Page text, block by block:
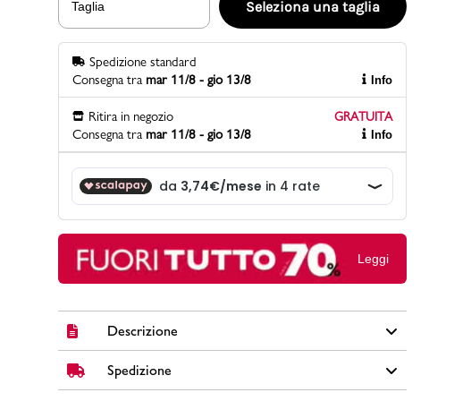
Scopri di più
PittaRosso
Gioco della scarpa al matrimonio e idee
divertenti con le calzature
Taglia Seleziona una taglia
Spedizione standard
Consegna tra mar 11/8 - gio 13/8 Info
Ritira in negozio
GRATUITA
Consegna tra mar 11/8 - gio 13/8 Info
Leggi
Descrizione
Scarpe sportive da bambino Ducati Backfire 3 PS in
similpelle e tessuto mesh colore nero con suola in
Spedizione